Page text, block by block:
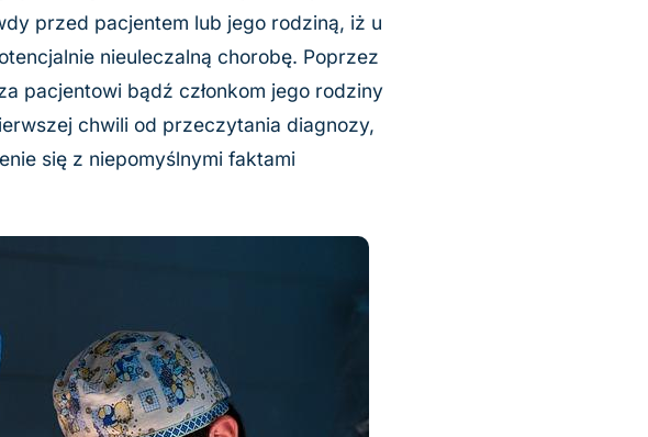
przed pacjentem lub jego rodziną, iż u
nieuleczalną chorobę. Poprzez
pacjentowi bądź członkom jego rodziny
chwili od przeczytania diagnozy,
się z niepomyślnymi faktami